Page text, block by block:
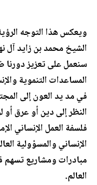
ويعكس هذا التوجه
الشيخ محمد بن زايد آل
سنعمل على تعزيز دورنا
المساعدات التنموية
في مد يد العون إلى
النظر إلى دين أو عرق
فلسفة العمل الإنساني
الإنساني والمسؤولية
مبادرات ومشاريع
العالم.